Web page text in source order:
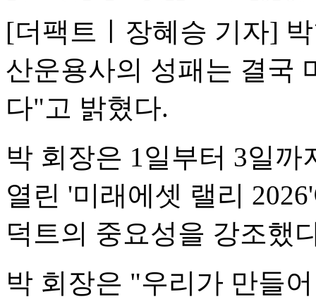
[더팩트ㅣ장혜승 기자]
산운용사의 성패는 결국
다"고 밝혔다.
박 회장은 1일부터 3일
열린 '미래에셋 랠리
덕트의 중요성을 강조했
박 회장은 "우리가 만들